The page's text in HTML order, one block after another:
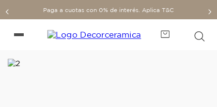
Paga a cuotas con 0% de interés. Aplica T&C